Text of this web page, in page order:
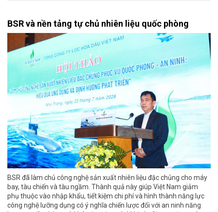
BSR và nền tảng tự chủ nhiên liệu quốc phòng
BSR đã làm chủ công nghệ sản xuất nhiên liệu đặc chủng cho máy
bay, tàu chiến và tàu ngầm. Thành quả này giúp Việt Nam giảm
phụ thuộc vào nhập khẩu, tiết kiệm chi phí và hình thành năng lực
công nghệ lưỡng dụng có ý nghĩa chiến lược đối với an ninh năng